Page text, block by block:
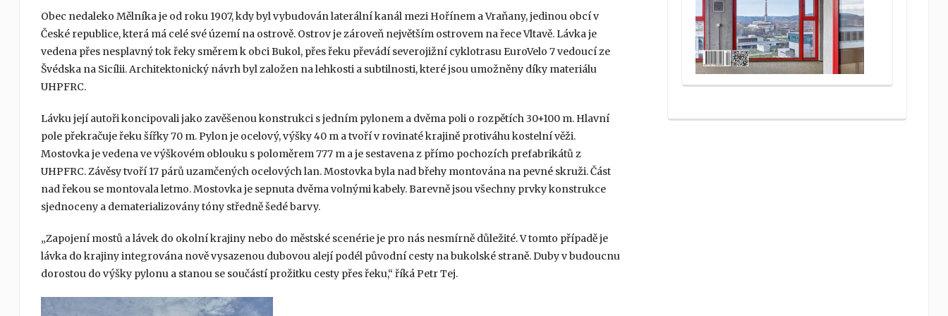
Obec nedaleko Mělníka je od roku 1907, kdy byl vybudován laterální kanál mezi Hořínem a Vraňany, jedinou obcí v
České republice, která má celé své území na ostrově. Ostrov je zároveň největším ostrovem na řece Vltavě. Lávka je
vedena přes nesplavný tok řeky směrem k obci Bukol, přes řeku převádí severojižní cyklotrasu EuroVelo 7 vedoucí ze
Švédska na Sicílii. Architektonický návrh byl založen na lehkosti a subtilnosti, které jsou umožněny díky materiálu
UHPFRC.
Lávku její autoři koncipovali jako zavěšenou konstrukci s jedním pylonem a dvěma poli o rozpětích 30+100 m. Hlavní
pole překračuje řeku šířky 70 m. Pylon je ocelový, výšky 40 m a tvoří v rovinaté krajině protiváhu kostelní věži.
Mostovka je vedena ve výškovém oblouku s poloměrem 777 m a je sestavena z přímo pochozích prefabrikátů z
UHPFRC. Závěsy tvoří 17 párů uzamčených ocelových lan. Mostovka byla nad břehy montována na pevné skruži. Část
nad řekou se montovala letmo. Mostovka je sepnuta dvěma volnými kabely. Barevně jsou všechny prvky konstrukce
sjednoceny a dematerializovány tóny středně šedé barvy.
„Zapojení mostů a lávek do okolní krajiny nebo do městské scenérie je pro nás nesmírně důležité. V tomto případě je
lávka do krajiny integrována nově vysazenou dubovou alejí podél původní cesty na bukolské straně. Duby v budoucnu
dorostou do výšky pylonu a stanou se součástí prožitku cesty přes řeku,“ říká Petr Tej.